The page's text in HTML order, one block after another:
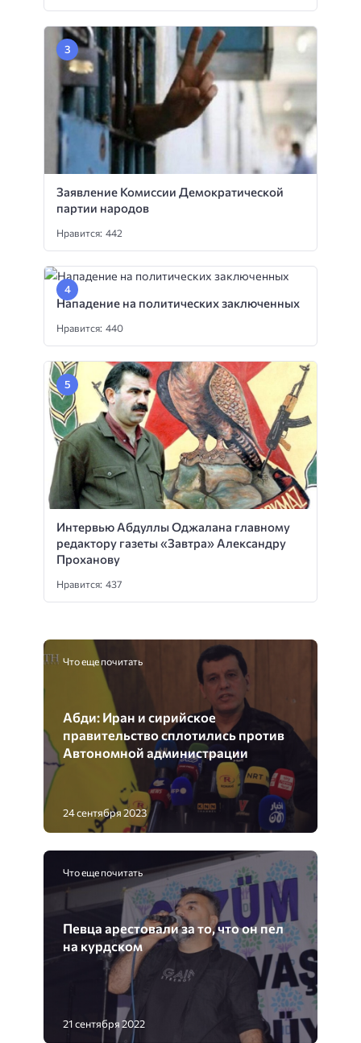
Заявление Комиссии Демократической
партии народов
Нравится: 442
Нападение на политических заключенных
Нравится: 440
Интервью Абдуллы Оджалана главному
редактору газеты «Завтра» Александру
Проханову
Нравится: 437
Что еще почитать
Абди: Иран и сирийское
правительство сплотились против
Автономной администрации
24 сентября 2023
Что еще почитать
Певца арестовали за то, что он пел
на курдском
21 сентября 2022